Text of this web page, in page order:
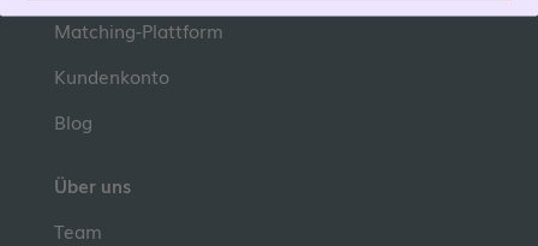
Matching-Plattform
Kundenkonto
Blog
Über uns
Team